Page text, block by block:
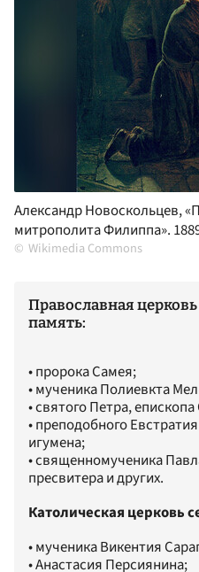
Александр Новоскольцев,
митрополита Филиппа».
Wikimedia Commons
Православная
память:
• пророка Самея;
• мученика Полиевкта
• святого Петра,
• преподобного
игумена;
• священномученика
пресвитера и других.
Католическая церковь
• мученика Викентия
• Анастасия Персиянина;